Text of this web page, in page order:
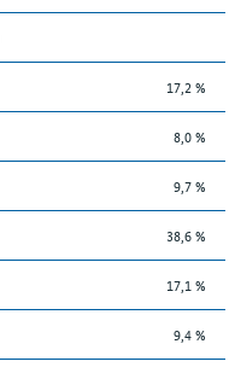
17,2 %
8,0 %
9,7 %
38,6 %
17,1 %
9,4 %